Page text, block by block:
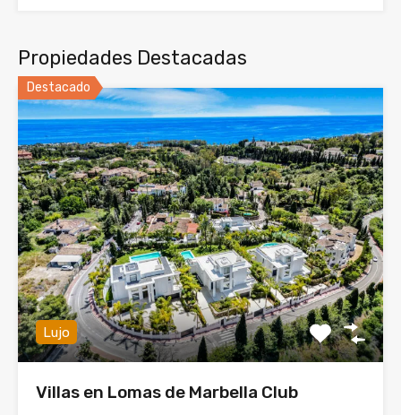
Propiedades Destacadas
Destacado
Lujo
Villas en Lomas de Marbella Club